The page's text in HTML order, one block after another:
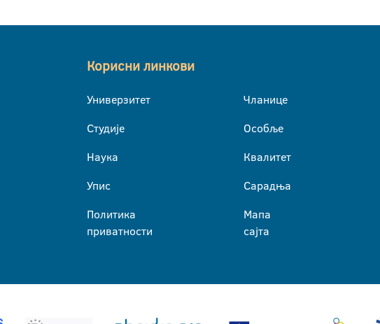
Корисни линкови
Универзитет
Студије
Наука
Упис
Политика
приватности
Чланице
Особље
Квалитет
Сарадња
Мапа
сајта